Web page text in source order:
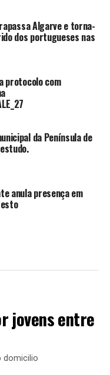
Algarve e torna-
dos portugueses nas
protocolo com
da Península de
anula presença em
jovens entre
domicilio